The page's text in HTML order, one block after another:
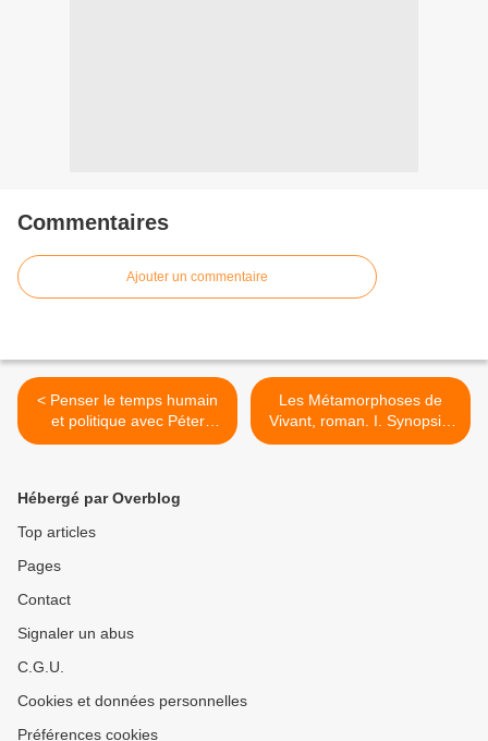
Commentaires
Ajouter un commentaire
< Penser le temps humain
et politique avec Péter
Nadas : La Bible,
Les Métamorphoses de
Vivant, roman. I. Synopsis,
sommaire et prologue. >
Hébergé par Overblog
Top articles
Pages
Contact
Signaler un abus
C.G.U.
Cookies et données personnelles
Préférences cookies